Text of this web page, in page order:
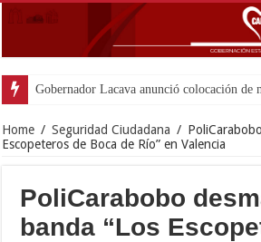
Home / Seguridad Ciudadana /
Escopeteros de Boca de Río” en Valencia
PoliCarabobo
banda “Los